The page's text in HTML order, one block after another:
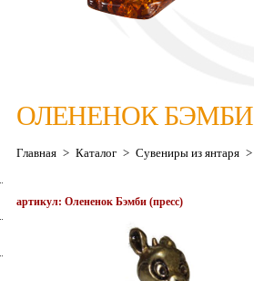
ОЛЕНЕНОК БЭМБИ
Главная > Каталог > Сувениры из янтаря >
артикул: Олененок Бэмби (пресс)